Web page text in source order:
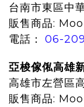
台南市東區中
販售商品:
電話：
06-
亞梭傢俬高雄
高雄市左營區
販售商品: